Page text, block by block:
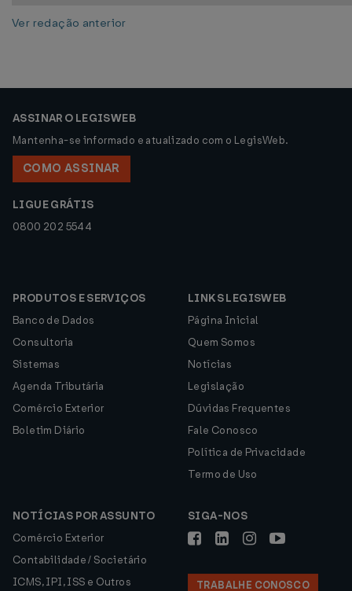
Ver redação anterior
ASSINAR O LEGISWEB
Mantenha-se informado e atualizado com o LegisWeb.
COMO ASSINAR
LIGUE GRÁTIS
0800 202 5544
PRODUTOS E SERVIÇOS
Banco de Dados
Consultoria
Sistemas
Agenda Tributária
Comércio Exterior
Boletim Diário
LINKS LEGISWEB
Página Inicial
Quem Somos
Notícias
Legislação
Dúvidas Frequentes
Fale Conosco
Política de Privacidade
Termo de Uso
NOTÍCIAS POR ASSUNTO
Comércio Exterior
Contabilidade / Societário
ICMS, IPI, ISS e Outros
SIGA-NOS
TRABALHE CONOSCO